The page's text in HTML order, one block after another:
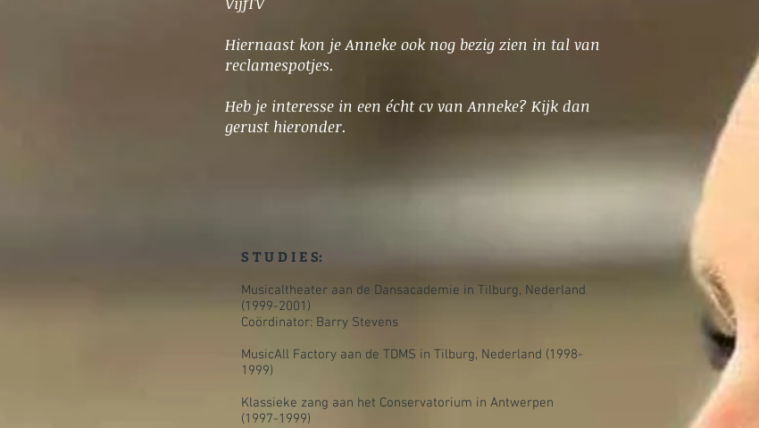
Hiernaast kon je Anneke ook nog bezig zien in tal van
reclamespotjes.
Heb je interesse in een écht cv van Anneke? Kijk dan
gerust hieronder.
S T U D I E S:
Musicaltheater aan de Dansacademie in Tilburg, Nederland
(1999-2001)
Coördinator: Barry Stevens
MusicAll Factory aan de TDMS in Tilburg, Nederland (1998-
1999)
Klassieke zang aan het Conservatorium in Antwerpen
(1997-1999)